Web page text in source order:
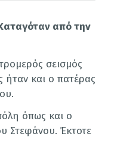
από την
σεισμός
ήταν και ο πατέρας
όπως και ο
Στεφάνου. Έκτοτε